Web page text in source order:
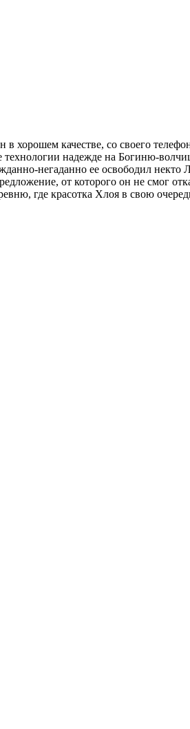
в хорошем качестве, со своего
надежде на Богиню-
негаданно ее освободил
от которого он не смог
где красотка Хлоя в свою